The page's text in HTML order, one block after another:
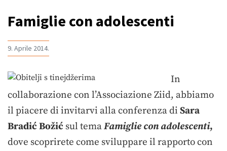
Famiglie con adolescenti
9. Aprile 2014.
In
collaborazione con l’Associazione Ziid, abbiamo
il piacere di invitarvi alla conferenza di Sara
Bradić Božić sul temaFamiglie con adolescenti,
dove scoprirete come sviluppare il rapporto con